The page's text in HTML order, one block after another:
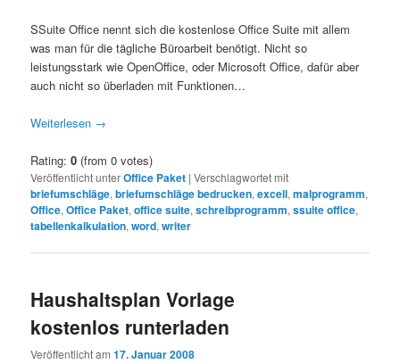
SSuite Office nennt sich die kostenlose Office Suite mit allem
was man für die tägliche Büroarbeit benötigt. Nicht so
leistungsstark wie OpenOffice, oder Microsoft Office, dafür aber
auch nicht so überladen mit Funktionen…
Weiterlesen →
Rating:0 (from 0 votes)
Veröffentlicht unterOffice Paket |Verschlagwortet mit
briefumschläge,briefumschläge bedrucken,excell,malprogramm,
Office,Office Paket,office suite,schreibprogramm,ssuite office,
tabellenkalkulation,word,writer
Haushaltsplan Vorlage
kostenlos runterladen
Veröffentlicht am17. Januar 2008